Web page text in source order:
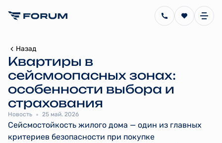
Назад
Квартиры в
сейсмоопасных зонах:
особенности выбора и
страхования
Новость 25 май. 2026
Сейсмостойкость жилого дома — один из главных
критериев безопасности при покупке